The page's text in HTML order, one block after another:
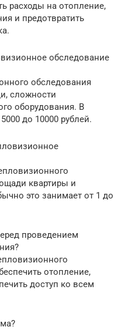
расходы на отопление,
и предотвратить
обследование
обследования
сложности
оборудования. В
до 10000 рублей.
квартиры и
это занимает от 1 до
проведением
отопление,
доступ ко всем